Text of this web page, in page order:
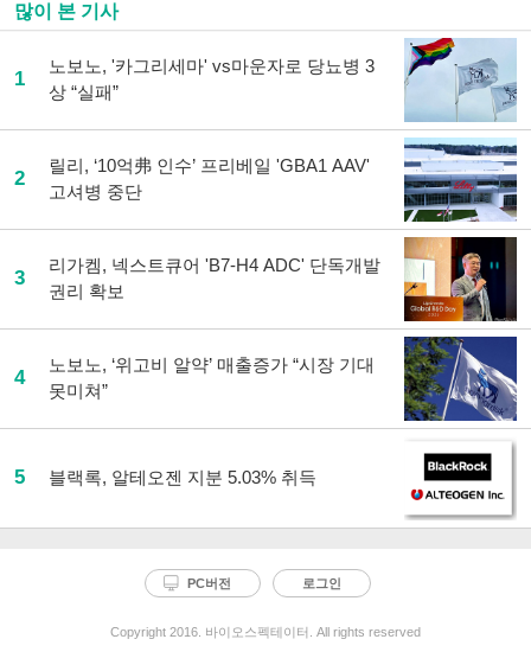
많이 본 기사
1
노보노, '카그리세마' vs마운자로 당뇨병 3
상 “실패”
2
릴리, ‘10억弗 인수’ 프리베일 'GBA1 AAV'
고셔병 중단
3
리가켐, 넥스트큐어 'B7-H4 ADC' 단독개발
권리 확보
4
노보노, ‘위고비 알약’ 매출증가 “시장 기대
못미쳐”
5 블랙록, 알테오젠 지분 5.03% 취득
PC버전 로그인
Copyright 2016. 바이오스펙테이터. All rights reserved